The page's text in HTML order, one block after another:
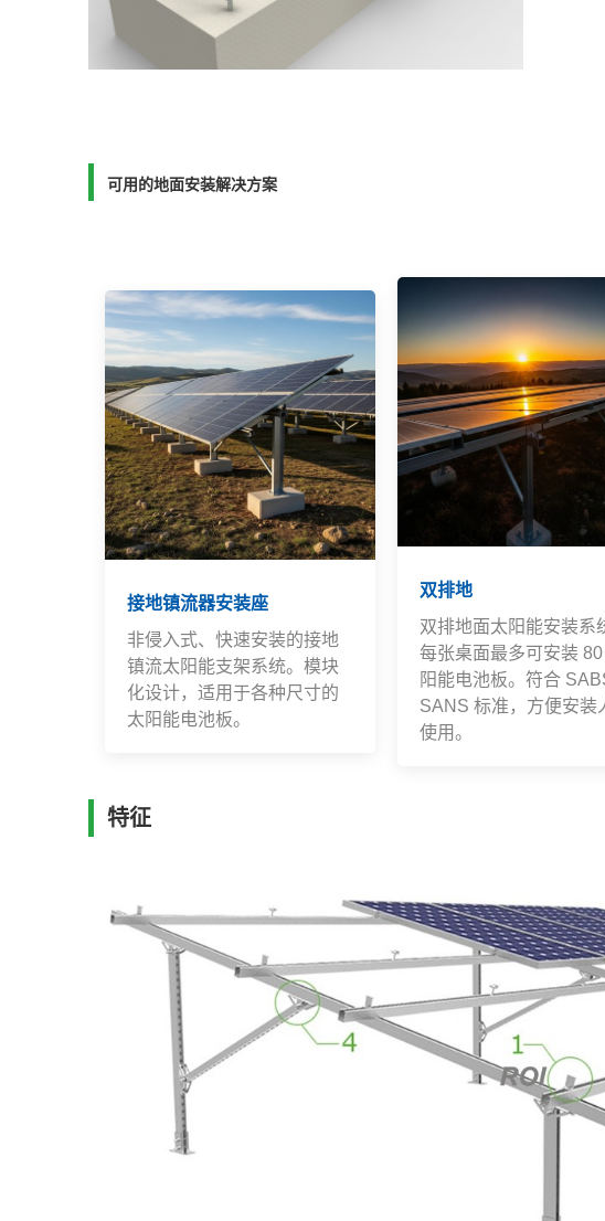
可用的地面安装解决方案
接地镇流器安装座
非侵入式、快速安装的接地
镇流太阳能支架系统。模块
化设计，适用于各种尺寸的
太阳能电池板。
双排地
双排地面太阳能安装系
每张桌面最多可安装
阳能电池板。符合
SANS 标准，方便安装
使用。
特征